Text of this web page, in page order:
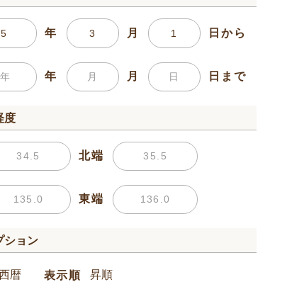
年 月 日から
年 月 日まで
度
北端
東端
ション
表示順